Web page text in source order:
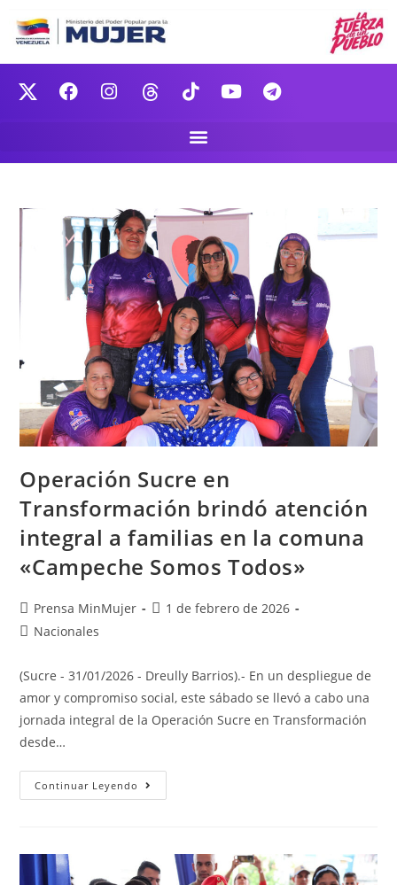
Operación Sucre en
Transformación brindó atención
integral a familias en la comuna
«Campeche Somos Todos»
Prensa MinMujer
1 de febrero de 2026
Nacionales
(Sucre - 31/01/2026 - Dreully Barrios).- En un despliegue de
amor y compromiso social, este sábado se llevó a cabo una
jornada integral de la Operación Sucre en Transformación
desde…
Continuar Leyendo